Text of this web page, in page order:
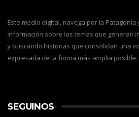
Este medio digital, navega por la
información sobre los temas que generan
y buscando historias que consolidan una
expresada de la forma más amplia posible.
SEGUINOS